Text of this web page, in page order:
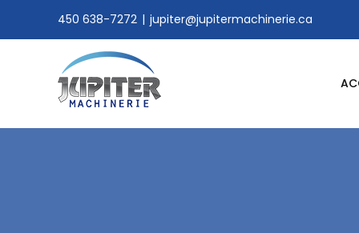
450 638-7272 | jupiter@jupitermachinerie.ca